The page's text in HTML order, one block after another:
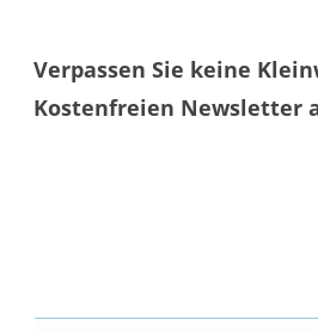
Verpassen Sie keine
Kostenfreien Newsletter